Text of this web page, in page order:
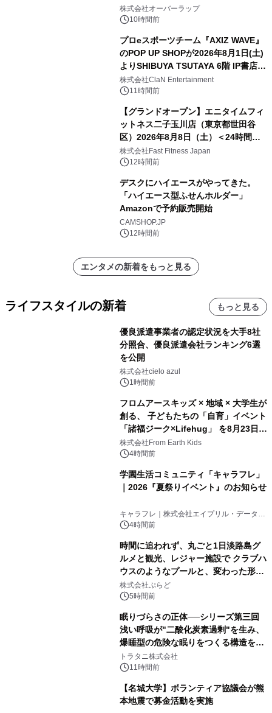
株式会社オーバーラップ
10時間前
プロeスポーツチーム『AXIZ WAVE』
のPOP UP SHOPが2026年8月1日(土)
よりSHIBUYA TSUTAYA 6階 IP書店で
開催決定！！
株式会社ClaN Entertainment
11時間前
【グランドオープン】エニタイムフィ
ットネス二子玉川店（東京都世田谷
区）2026年8月8日（土）＜24時間年
中無休のフィットネスジム＞
株式会社Fast Fitness Japan
12時間前
デスクにハイエースがやってきた。
「ハイエース型ふせんホルダー」
Amazonで予約販売開始
CAMSHOP.JP
12時間前
エンタメの新着をもっと見る
ライフスタイルの新着 もっと見る
優良派遣事業者の認定状況を大手8社
分照合、優良派遣会社ランキング6選
を公開
株式会社cielo azul
1時間前
フロムアースキッズ × 地域 × 大学生が
創る、 子どもたちの「自育」イベント
「諸福ジーク×Lifehug」 を8月23日
(日)開催
株式会社From Earth Kids
4時間前
学園生活コミュニティ「キャラフレ」
｜2026『夏祭りイベント』のお知らせ
キャラフレ｜株式会社エイプリル・データ・
デザインズ
4時間前
時間に追われず、丸ごと1日淡路島グ
ルメと観光、レジャー施設で クラブハ
ウスのようなプールと、変わった形の
サウナも 「THE BOXY AWAJI」のお
得な素泊まり連泊プランで
株式会社ぷらど
5時間前
眠りづらさの正体──シリーズ第三回
浅い呼吸が"二酸化炭素過剰"を生み、
爆睡型の危険な眠りをつくる構造を解
説
トラタニ株式会社
11時間前
【名城大学】ボランティア協議会が熊
本地震で募金活動を実施